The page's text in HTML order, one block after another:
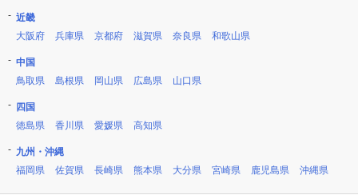
近畿
大阪府
兵庫県 京都府 滋賀県 奈良県 和歌山県
中国
鳥取県
島根県 岡山県 広島県 山口県
四国
徳島県
香川県 愛媛県 高知県
九州・沖縄
福岡県
佐賀県 長崎県 熊本県 大分県 宮崎県 鹿児島県 沖縄県